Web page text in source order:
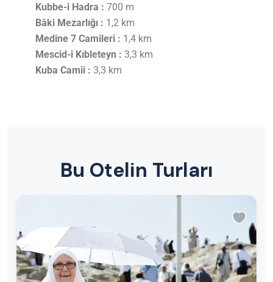
Kubbe-i Hadra : 700 m
Bâki Mezarlığı : 1,2 km
Medine 7 Camileri : 1,4 km
Mescid-i Kıbleteyn : 3,3 km
Kuba Camii : 3,3 km
Bu Otelin Turları